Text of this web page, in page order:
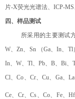
片-X荧光光谱法、ICP-
四、样品测试
所采用的主要测试
W、Zn、Sn （Ga、In、
In、W、Tl、Pb、B、Bi、
Cl、Co、Cr、Cu、Ga、
Ce、Cr、Cs、Co、Fe、